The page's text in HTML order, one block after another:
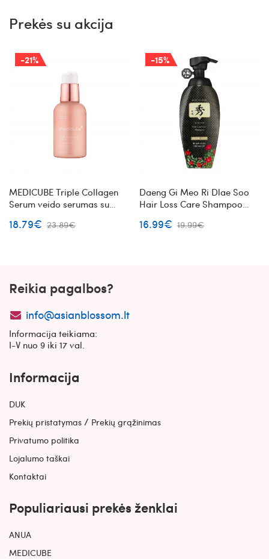
Prekės su akcija
-21%
MEDICUBE Triple Collagen
Serum veido serumas su
18.79€ 23.89€
-15%
Daeng Gi Meo Ri Dlae Soo
Hair Loss Care Shampoo
slinkimo su žolelių
16.99€ 19.99€
Reikia pagalbos?
info@asianblossom.lt
Informacija teikiama:
I-V nuo 9 iki 17 val.
Informacija
DUK
Prekių pristatymas / Prekių grąžinimas
Privatumo politika
Lojalumo taškai
Kontaktai
Populiariausi prekės ženklai
ANUA
MEDICUBE